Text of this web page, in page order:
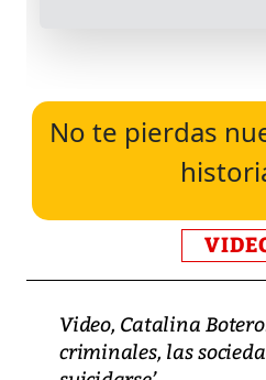
No te pierdas
Video, Catalina
criminales, las